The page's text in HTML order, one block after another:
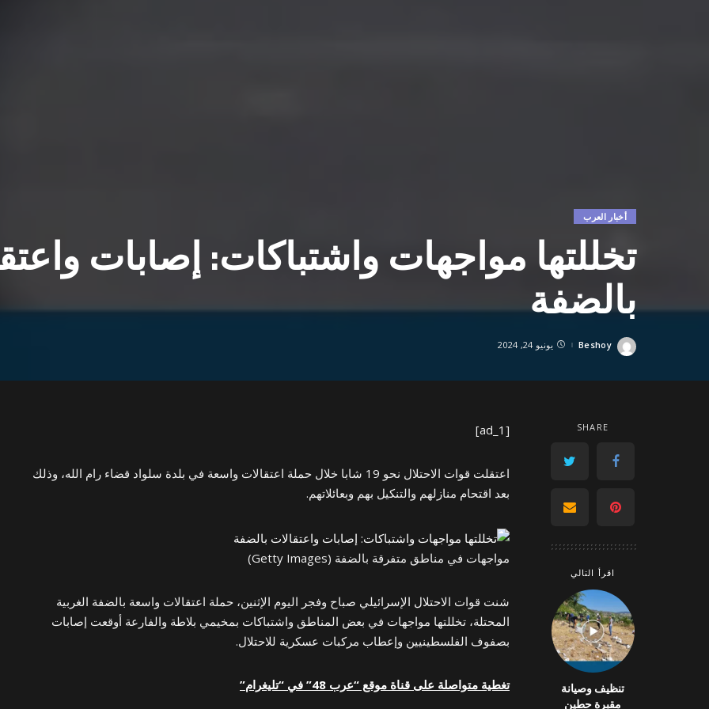
أخبار العرب
تخللتها مواجهات واشتباكات: إصابات
بالضفة
Posted
Beshoy يونيو 24, 2024
SHARE
اقرأ التالي
تنظيف وصيانة
مقبرة حطين
[ad_1]
اعتقلت قوات الاحتلال نحو 19 شابا خلال حملة اعتقالات واسعة في بلدة سلواد قضاء رام الله، وذلك
بعد اقتحام منازلهم والتنكيل بهم وبعائلاتهم.
مواجهات في مناطق متفرقة بالضفة (Getty Images)
شنت قوات الاحتلال الإسرائيلي صباح وفجر اليوم الإثنين، حملة اعتقالات واسعة بالضفة الغربية
المحتلة، تخللتها مواجهات في بعض المناطق واشتباكات بمخيمي بلاطة والفارعة أوقعت إصابات
بصفوف الفلسطينيين وإعطاب مركبات عسكرية للاحتلال.
تغطية متواصلة على قناة موقع “عرب 48” في “تليغرام”